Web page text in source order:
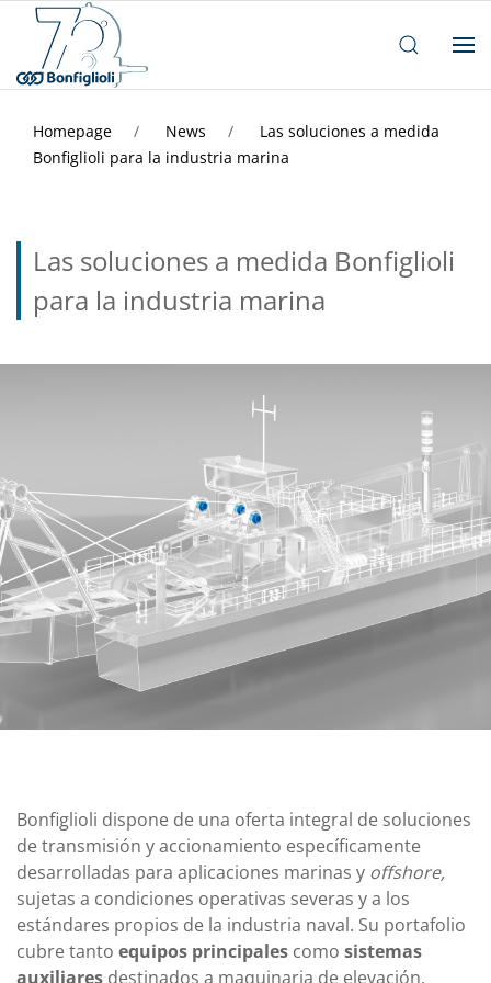
Homepage News
Las soluciones a medida
Bonfiglioli para la industria marina
Las soluciones a medida Bonfiglioli
para la industria marina
Bonfiglioli dispone de una oferta integral de soluciones
de transmisión y accionamiento específicamente
desarrolladas para aplicaciones marinas y offshore,
sujetas a condiciones operativas severas y a los
estándares propios de la industria naval. Su portafolio
cubre tanto equipos principales como sistemas
auxiliares destinados a maquinaria de elevación,